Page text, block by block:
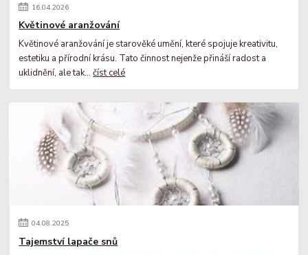
16.04.2026
Květinové aranžování
Květinové aranžování je starověké umění, které spojuje kreativitu,
estetiku a přírodní krásu. Tato činnost nejenže přináší radost a
uklidnění, ale tak...číst celé
04.08.2025
Tajemství lapače snů